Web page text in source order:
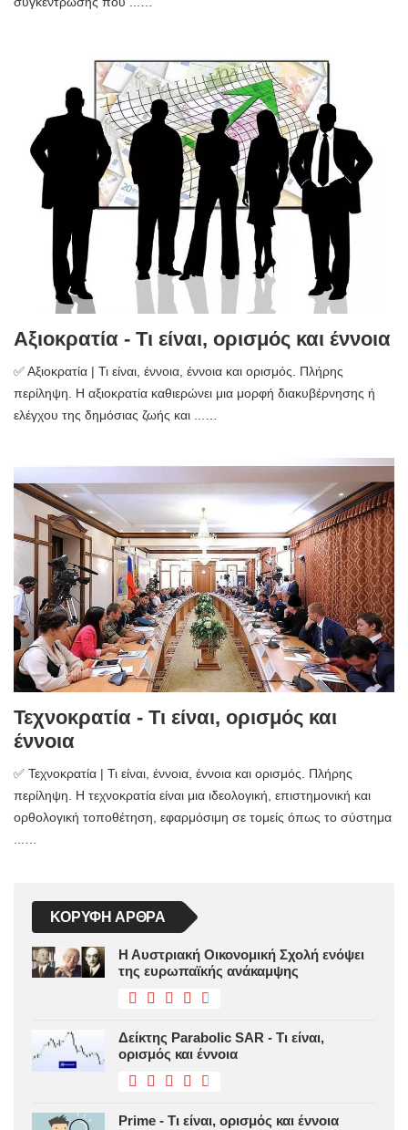
Αξιοκρατία - Τι είναι, ορισμός και έννοια
✅ Αξιοκρατία | Τι είναι, έννοια, έννοια και ορισμός. Πλήρης
περίληψη. Η αξιοκρατία καθιερώνει μια μορφή διακυβέρνησης ή
ελέγχου της δημόσιας ζωής και ...…
Τεχνοκρατία - Τι είναι, ορισμός και
έννοια
✅ Τεχνοκρατία | Τι είναι, έννοια, έννοια και ορισμός. Πλήρης
περίληψη. Η τεχνοκρατία είναι μια ιδεολογική, επιστημονική και
ορθολογική τοποθέτηση, εφαρμόσιμη σε τομείς όπως το σύστημα
...…
ΚΟΡΥΦΉ ΆΡΘΡΑ
Η Αυστριακή Οικονομική Σχολή ενόψει
της ευρωπαϊκής ανάκαμψης
Δείκτης Parabolic SAR - Τι είναι,
ορισμός και έννοια
Prime - Τι είναι, ορισμός και έννοια